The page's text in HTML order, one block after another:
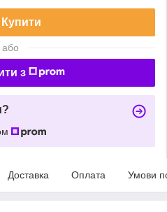
Купити
або
з
Доставка Оплата Умови